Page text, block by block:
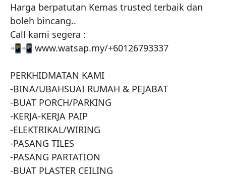
Harga berpatutan Kemas trusted terbaik dan
boleh bincang..
Call kami segera :
📲📲 www.watsap.my/+60126793337
PERKHIDMATAN KAMI
-BINA/UBAHSUAI RUMAH & PEJABAT
-BUAT PORCH/PARKING
-KERJA-KERJA PAIP
-ELEKTRIKAL/WIRING
-PASANG TILES
-PASANG PARTATION
-BUAT PLASTER CEILING